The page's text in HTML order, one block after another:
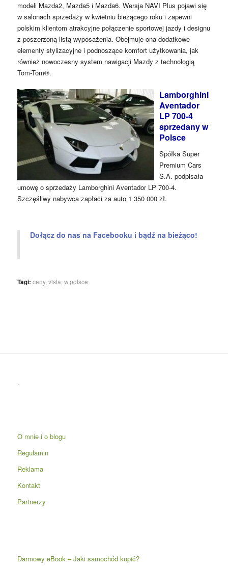
modeli Mazda2, Mazda5 i Mazda6. Wersja NAVI Plus pojawi się
w salonach sprzedaży w kwietniu bieżącego roku i zapewni
polskim klientom atrakcyjne połączenie sportowej jazdy i designu
z poszerzoną listą wyposażenia. Obejmuje ona dodatkowe
elementy stylizacyjne i podnoszące komfort użytkowania, jak
również nowoczesny system nawigacji Mazdy z technologią
Tom-Tom®.
Lamborghini
Aventador
LP 700-4
sprzedany w
Polsce
Spółka Super
Premium Cars
S.A. podpisała
umowę o sprzedaży Lamborghini Aventador LP 700-4.
Szczęśliwy nabywca zapłaci za auto 1 350 000 zł.
Dołącz do nas na Facebooku i bądź na bieżąco!
Tagi: ceny, vista w polsce
.
O mnie i o blogu
Regulamin
Reklama
Kontakt
Partnerzy
Darmowy eBook – Jaki samochód kupić?